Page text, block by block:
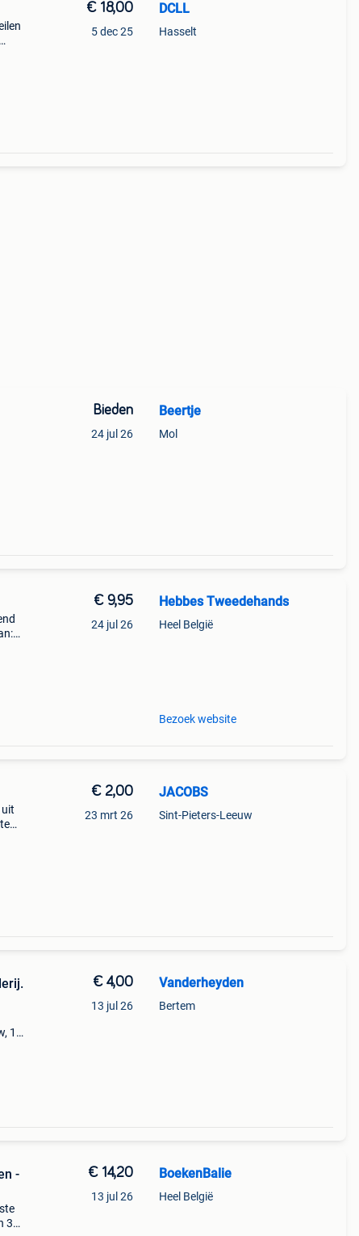
€ 18,00
5 dec 25
DCLL
Hasselt
Bieden
24 jul 26
Beertje
Mol
€ 9,95
24 jul 26
Hebbes Tweedehands
Heel België
Bezoek website
€ 2,00
23 mrt 26
JACOBS
Sint-Pieters-Leeuw
1x
€ 4,00
13 jul 26
Vanderheyden
Bertem
-
30
€ 14,20
13 jul 26
BoekenBalie
Heel België